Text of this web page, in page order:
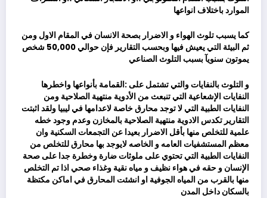
الموارد باختلاف انواعها
كما يسبب تلوث الهواء و الاضرار بصحة الانسان في المقام الاول ومن
ثم البيئة التي يعيش فيها وبحسب التقارير فإن حوالي 50,000 شخص
يموتون سنويآ بسبب التلوث الصناعي
و التلوث بالنفايات والتي تشتمل على :القمامة بأنواعها واخطرها
النفايات الإشعاعية التي تنبعث من الأدوية منتهية الصلاحية ومن
النفايات الطبية التي لا توجد محارق خاصة لاعدامها في ليبيا ولقد اثبتت
التقارير تكدس الادوية منتهية الصلاحية بالمخازن وعدم وجود خطه
علمية للتخلص منها بأقل الاضرار بعيدا عن التجمعات السكنية وان
معظم المستشفيات العامه و الخاصه لايوجد بها محارق للتخلص من
النفايات الطبية التي تحتوي على ملوثات ضارة وخطرة جدا على صحة
الإنسان و حقه في هواء نظيف و مياه نقية وغذاء صحي اذا تم التخلص
منها بالقرب من المياه الجوفية او انشئت المحارق في اماكن مكتظة
بالسكان داخل المدن